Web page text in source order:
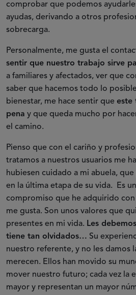
comprobar que podemos
ayudas, derivando a otros
sobrecarga.
Personalmente, me gusta el
sentir que nuestro trabajo sirve
a familiares y afectados, ver que
saber que hacemos todo lo
bienestar, me hace sentir que este
pena y que queda mucho por
el camino.
Pienso que con el cariño y
tratamos a nuestros usuarios me
hubiesen cuidado a mi abuela,
en la última etapa de su vida. Es
compromiso que he adquirido
me gusta. Son unos valores que
presentes en mi vida. Les
tiene tan olvidados… Su
nuestro referente, y no les damos
merecen. Ellos han movido su
mover nuestro futuro; cada vez la
mayor y representan un mayor